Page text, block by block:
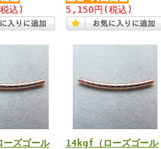
込) 5,150円 (税込)
ズゴール
14kgf（ローズゴール